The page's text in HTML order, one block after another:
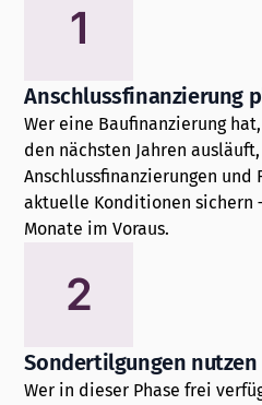
1
Anschlussfinanzierung
Wer eine Baufinanzierung
den nächsten Jahren
Anschlussfinanzierungen und
aktuelle Konditionen sichern
Monate im Voraus.
2
Sondertilgungen nutzen
Wer in dieser Phase frei